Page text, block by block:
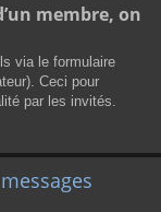
membre, on
via le formulaire
Ceci pour
par les invités.